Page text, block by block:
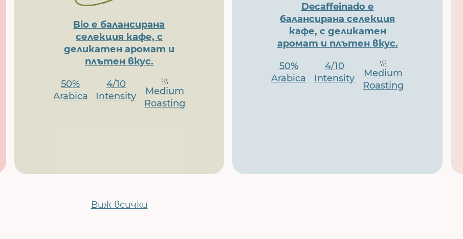
Bio е балансирана
селекция кафе, с
деликатен аромат и
плътен вкус.
50%
Arabica
4/10
Intensity
Medium
Roasting
Decaffeinado е
балансирана селекция
кафе, с деликатен
аромат и плътен вкус.
50%
Arabica
4/10
Intensity
Medium
Roasting
Виж всички